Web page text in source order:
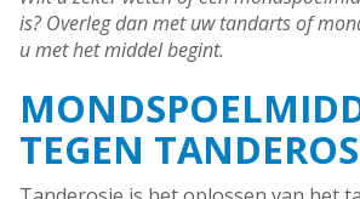
is? Overleg dan met uw tandarts of
u met het middel begint.
TEGEN